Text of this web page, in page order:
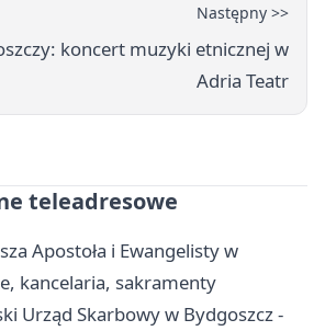
Następny >>
koncert muzyki etnicznej w
Adria Teatr
teleadresowe
Apostoła i Ewangelisty w
kancelaria, sakramenty
Urząd Skarbowy w Bydgoszcz -